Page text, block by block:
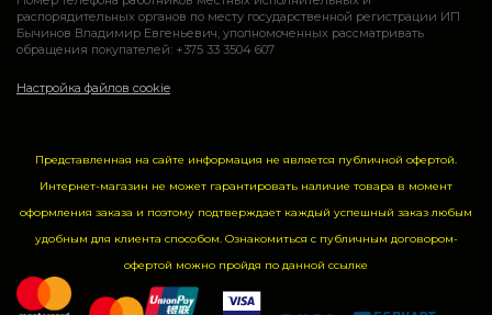
распорядительных органов по месту государственной регистрации ИП
Бычинов Владимир Евгеньевич, уполномоченных рассматривать
обращения покупателей: +375 33 3504 607
Настройка файлов cookie
Представленная на сайте информация не является публичной офертой.
Интернет-магазин не может гарантировать наличие товара в момент
оформления заказа и поэтому подтверждает каждый успешный заказ любым
удобным для клиента способом. Ознакомиться с публичным договором-
офертой можно пройдя по данной ссылке